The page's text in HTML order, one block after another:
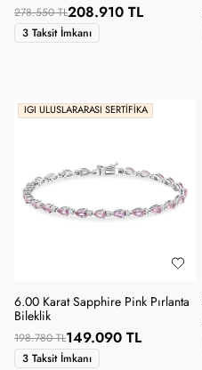
278.550 TL208.910 TL
3 Taksit İmkanı
IGI ULUSLARARASI SERTIFIKA
6.00 Karat Sapphire Pink Pırlanta
Bileklik
198.780 TL149.090 TL
3 Taksit İmkanı